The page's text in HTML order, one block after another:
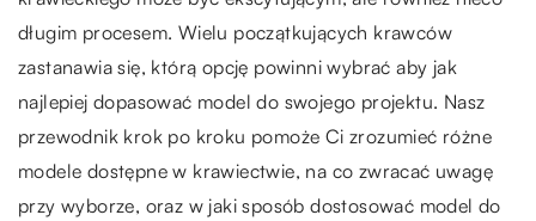
długim procesem. Wielu początkujących krawców
zastanawia się, którą opcję powinni wybrać aby jak
najlepiej dopasować model do swojego projektu. Nasz
przewodnik krok po kroku pomoże Ci zrozumieć różne
modele dostępne w krawiectwie, na co zwracać uwagę
przy wyborze, oraz w jaki sposób dostosować model do